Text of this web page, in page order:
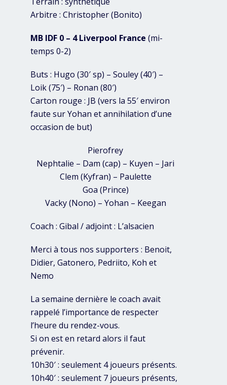
Arbitre : Christopher (Bonito)
MB IDF 0 – 4 Liverpool France (mi-
temps 0-2)
Buts : Hugo (30′ sp) – Souley (40′) –
Loik (75′) – Ronan (80′)
Carton rouge : JB (vers la 55′ environ
faute sur Yohan et annihilation d’une
occasion de but)
Pierofrey
Nephtalie – Dam (cap) – Kuyen – Jari
Clem (Kyfran) – Paulette
Goa (Prince)
Vacky (Nono) – Yohan – Keegan
Coach : Gibal / adjoint : L’alsacien
Merci à tous nos supporters : Benoit,
Didier, Gatonero, Pedriito, Koh et
Nemo
La semaine dernière le coach avait
rappelé l’importance de respecter
l’heure du rendez-vous.
Si on est en retard alors il faut
prévenir.
10h30′ : seulement 4 joueurs présents.
10h40′ : seulement 7 joueurs présents,